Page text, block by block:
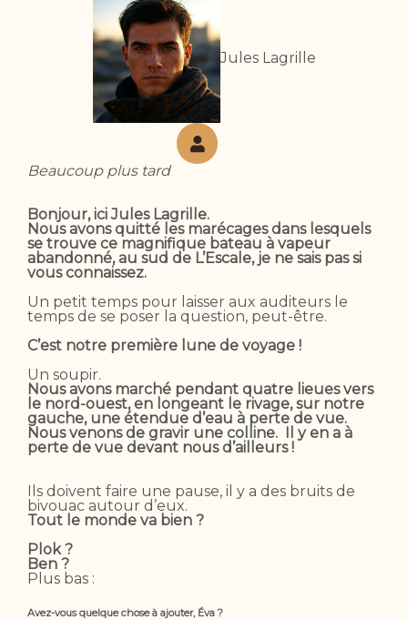
Jules Lagrille
Beaucoup plus tard
Bonjour, ici Jules Lagrille.
Nous avons quitté les marécages dans lesquels
se trouve ce magnifique bateau à vapeur
abandonné, au sud de L’Escale, je ne sais pas si
vous connaissez.
Un petit temps pour laisser aux auditeurs le
temps de se poser la question, peut-être.
C’est notre première lune de voyage !
Un soupir.
Nous avons marché pendant quatre lieues vers
le nord-ouest, en longeant le rivage, sur notre
gauche, une étendue d’eau à perte de vue.
Nous venons de gravir une colline. Il y en a à
perte de vue devant nous d’ailleurs !
Ils doivent faire une pause, il y a des bruits de
bivouac autour d’eux.
Tout le monde va bien ?
Plok ?
Ben ?
Plus bas :
Avez-vous quelque chose à ajouter, Éva ?